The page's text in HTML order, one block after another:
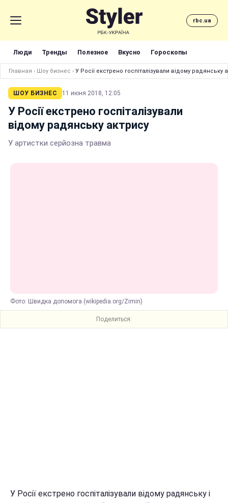
rbc.ua
Люди Тренды Полезное Вкусно Гороскопы
Главная › Шоу бизнес › У Росії екстрено госпіталізували відому радянську
ШОУ БИЗНЕС 11 июня 2018, 12:05
У Росії екстрено госпіталізували
відому радянську актрису
У артистки серйозна травма
Фото: Швидка допомога (wikipedia.org/Zimin)
Поделиться:
У Росії екстрено госпіталізували відому радянську і